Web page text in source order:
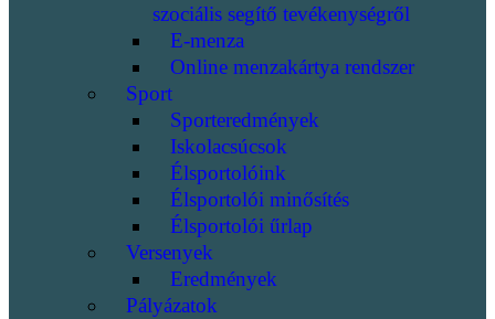
szociális segítő tevékenységről
E-menza
Online menzakártya rendszer
Sport
Sporteredmények
Iskolacsúcsok
Élsportolóink
Élsportolói minősítés
Élsportolói űrlap
Versenyek
Eredmények
Pályázatok